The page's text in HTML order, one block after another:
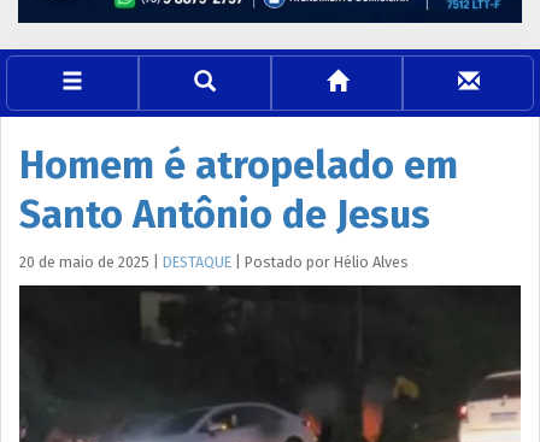
Homem é atropelado em
Santo Antônio de Jesus
20 de maio de 2025 DESTAQUE Postado por Hélio Alves